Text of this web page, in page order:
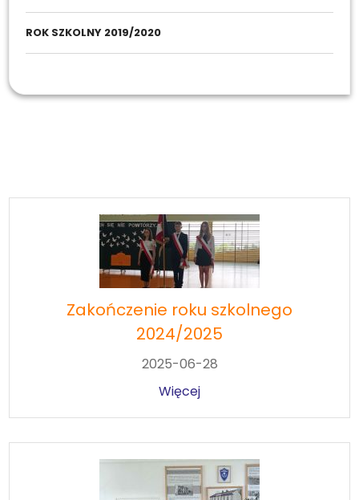
ROK SZKOLNY 2019/2020
Zakończenie roku szkolnego
2024/2025
2025-06-28
Więcej